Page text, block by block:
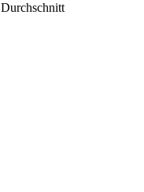
Durchschnitt